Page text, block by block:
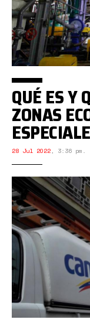
QUÉ ES Y
ZONAS
28 Jul 2022, 3:36 pm.